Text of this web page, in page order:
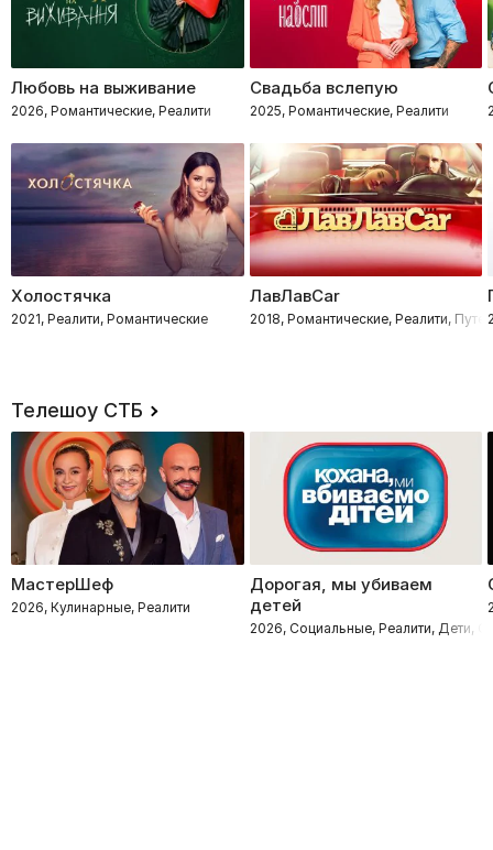
Любовь на выживание
2026, Романтические, Реалити
Свадьба вслепую
2025, Романтические, Реалити
Холостячка
2021, Реалити, Романтические
ЛавЛавCar
2018, Романтические, Реалити,
Телешоу СТБ
МастерШеф
2026, Кулинарные, Реалити
Дорогая, мы убиваем
детей
2026, Социальные, Реалити, Дети,